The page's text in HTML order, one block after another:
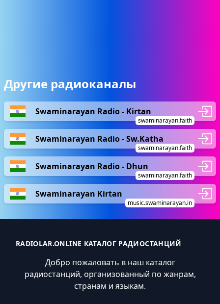
Другие радиоканалы
Swaminarayan Radio - Kirtan
swaminarayan.faith
Swaminarayan Radio - Sw.Katha
swaminarayan.faith
Swaminarayan Radio - Dhun
swaminarayan.faith
Swaminarayan Kirtan
music.swaminarayan.in
RADIOLAR.ONLINE КАТАЛОГ РАДИОСТАНЦИЙ
Добро пожаловать в наш каталог
радиостанций, организованный по жанрам,
странам и языкам.